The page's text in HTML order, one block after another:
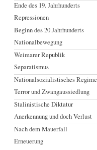
Ende des 19. Jahrhunderts
Repressionen
Beginn des 20.Jahrhunderts
Nationalbewegung
Weimarer Republik
Separatismus
Nationalsozialistisches Regime
Terror und Zwangaussiedlung
Stalinistische Diktatur
Anerkennung und doch Verlust
Nach dem Mauerfall
Erneuerung